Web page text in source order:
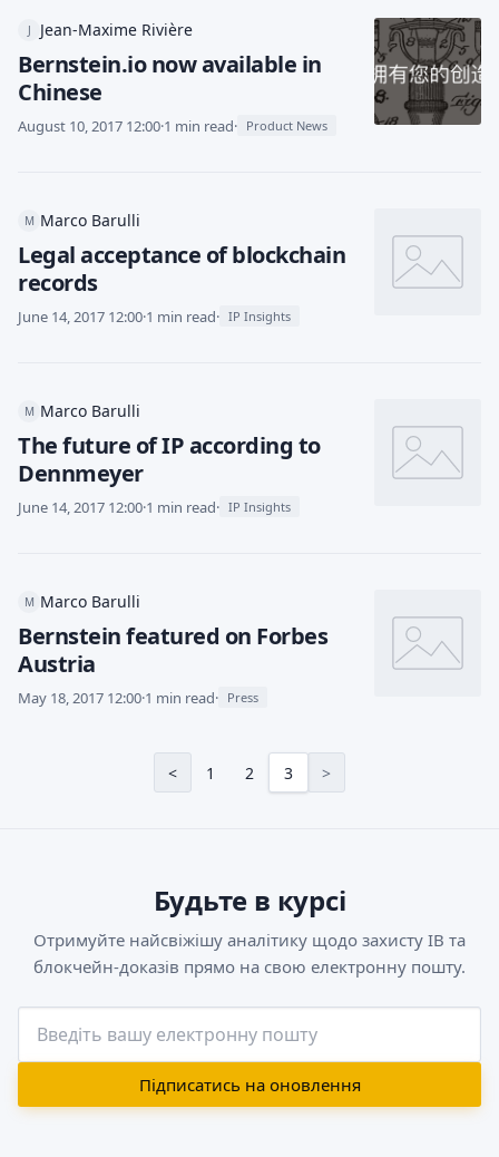
J Jean-Maxime Rivière
Bernstein.io now available in
Chinese
August 10, 2017 12:00·1 min read· Product News
M Marco Barulli
Legal acceptance of blockchain
records
June 14, 2017 12:00·1 min read· IP Insights
M Marco Barulli
The future of IP according to
Dennmeyer
June 14, 2017 12:00·1 min read· IP Insights
M Marco Barulli
Bernstein featured on Forbes
Austria
May 18, 2017 12:00·1 min read· Press
< 1 2 3 >
Будьте в курсі
Отримуйте найсвіжішу аналітику щодо захисту ІВ та
блокчейн-доказів прямо на свою електронну пошту.
Підписатись на оновлення